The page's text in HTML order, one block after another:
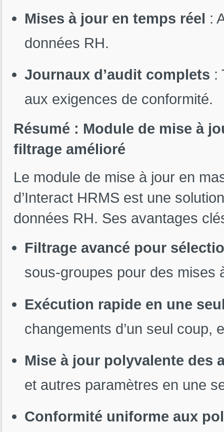
Mises à jour en temps réel :
données RH.
Journaux d’audit complets :
aux exigences de conformité.
Résumé : Module de mise à
filtrage amélioré
Le module de mise à jour en
d’Interact HRMS est une
données RH. Ses avantages
Filtrage avancé pour
sous-groupes pour des mises
Exécution rapide en une
changements d’un seul coup,
Mise à jour polyvalente des
et autres paramètres en une
Conformité uniforme aux